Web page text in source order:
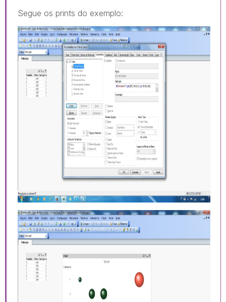
Segue os prints do exemplo: